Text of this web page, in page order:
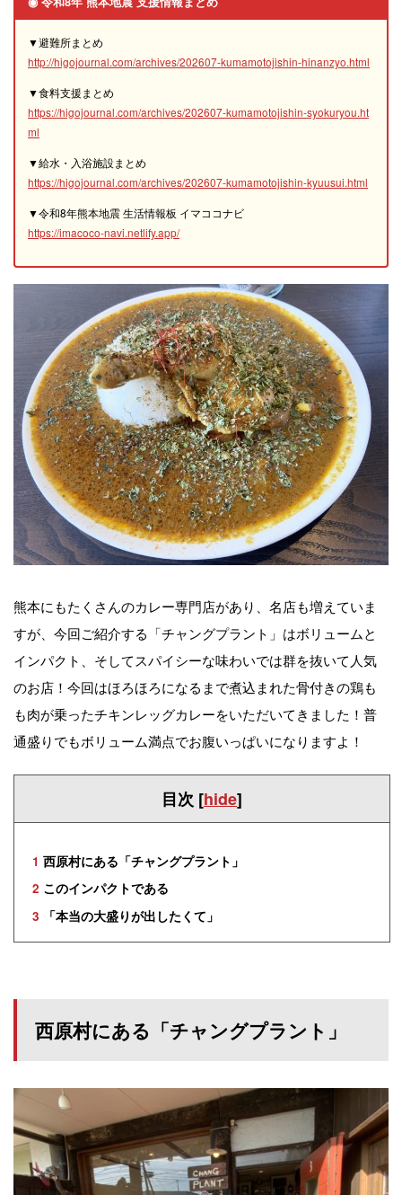
▼避難所まとめ
http://higojournal.com/archives/202607-kumamotojishin-hinanzyo.html
▼食料支援まとめ
https://higojournal.com/archives/202607-kumamotojishin-syokuryou.ht
ml
▼給水・入浴施設まとめ
https://higojournal.com/archives/202607-kumamotojishin-kyuusui.html
▼令和8年熊本地震 生活情報板 イマココナビ
https://imacoco-navi.netlify.app/
熊本にもたくさんのカレー専門店があり、名店も増えていま
すが、今回ご紹介する「チャングプラント」はボリュームと
インパクト、そしてスパイシーな味わいでは群を抜いて人気
のお店！今回はほろほろになるまで煮込まれた骨付きの鶏も
も肉が乗ったチキンレッグカレーをいただいてきました！普
通盛りでもボリューム満点でお腹いっぱいになりますよ！
目次 [hide]
1 西原村にある「チャングプラント」
2 このインパクトである
3 「本当の大盛りが出したくて」
西原村にある「チャングプラント」